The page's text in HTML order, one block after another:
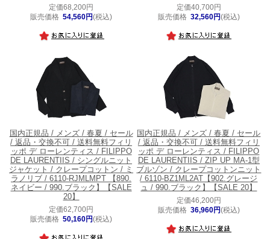
定価68,200円
販売価格 54,560円(税込)
定価40,700円
販売価格 32,560円(税込)
国内正規品 / メンズ / 春夏 / セール
/ 返品・交換不可 / 送料無料フィリ
ッポ デ ローレンティス / FILIPPO
DE LAURENTIIS / シングルニット
ジャケット / クレープコットン / ミ
ラノリブ / 6110-RJMLMPT 【890.
ネイビー / 990.ブラック】【SALE
20】
定価62,700円
販売価格 50,160円(税込)
国内正規品 / メンズ / 春夏 / セール
/ 返品・交換不可 / 送料無料フィリ
ッポ デ ローレンティス / FILIPPO
DE LAURENTIIS / ZIP UP MA-1型
ブルゾン / クレープコットンニット
/ 6110-BZ1ML2AT【902.グレージ
ュ / 990.ブラック】【SALE 20】
定価46,200円
販売価格 36,960円(税込)